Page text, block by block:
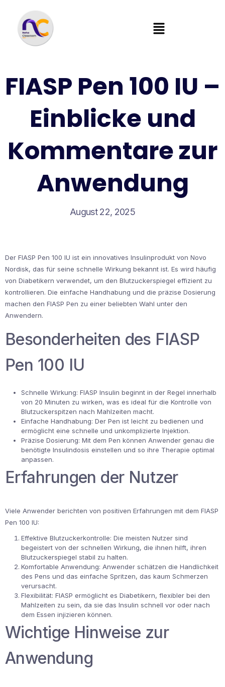
FIASP Pen 100 IU –
Einblicke und
Kommentare zur
Anwendung
August 22, 2025
Der FIASP Pen 100 IU ist ein innovatives Insulinprodukt von Novo
Nordisk, das für seine schnelle Wirkung bekannt ist. Es wird häufig
von Diabetikern verwendet, um den Blutzuckerspiegel effizient zu
kontrollieren. Die einfache Handhabung und die präzise Dosierung
machen den FIASP Pen zu einer beliebten Wahl unter den
Anwendern.
Besonderheiten des FIASP
Pen 100 IU
Schnelle Wirkung: FIASP Insulin beginnt in der Regel innerhalb
von 20 Minuten zu wirken, was es ideal für die Kontrolle von
Blutzuckerspitzen nach Mahlzeiten macht.
Einfache Handhabung: Der Pen ist leicht zu bedienen und
ermöglicht eine schnelle und unkomplizierte Injektion.
Präzise Dosierung: Mit dem Pen können Anwender genau die
benötigte Insulindosis einstellen und so ihre Therapie optimal
anpassen.
Erfahrungen der Nutzer
Viele Anwender berichten von positiven Erfahrungen mit dem FIASP
Pen 100 IU:
Effektive Blutzuckerkontrolle: Die meisten Nutzer sind
begeistert von der schnellen Wirkung, die ihnen hilft, ihren
Blutzuckerspiegel stabil zu halten.
Komfortable Anwendung: Anwender schätzen die Handlichkeit
des Pens und das einfache Spritzen, das kaum Schmerzen
verursacht.
Flexibilität: FIASP ermöglicht es Diabetikern, flexibler bei den
Mahlzeiten zu sein, da sie das Insulin schnell vor oder nach
dem Essen injizieren können.
Wichtige Hinweise zur
Anwendung